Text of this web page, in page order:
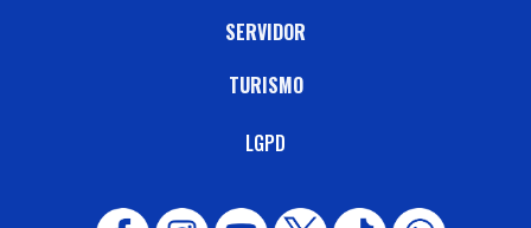
SERVIDOR
TURISMO
LGPD